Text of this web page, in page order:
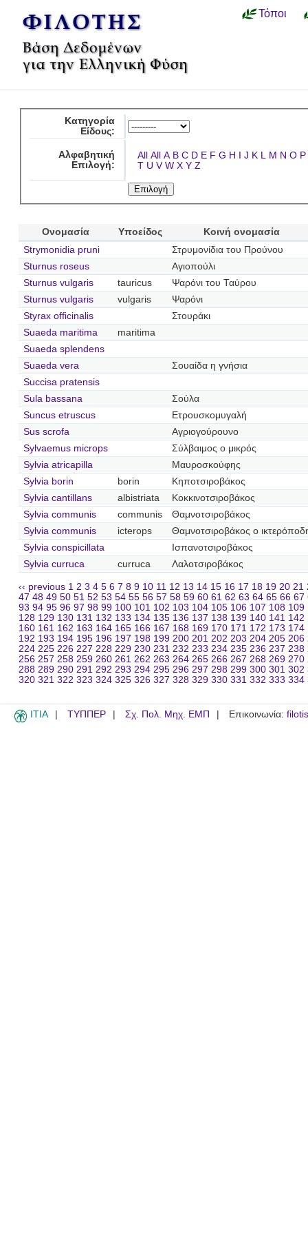
Τόποι
Κατηγορία
Είδους:
Αλφαβητική
Επιλογή:
All All A B C D E F G H I J K L M N O P
T U V W X Y Z
Ονομασία Υποείδος
Κοινή ονομασία
Strymonidia pruni
Στρυμονίδια του Προύνου
Sturnus roseus
Αγιοπούλι
Sturnus vulgaris
tauricus
Ψαρόνι του Ταύρου
Sturnus vulgaris
vulgaris
Ψαρόνι
Styrax officinalis
Στουράκι
Suaeda maritima
maritima
Suaeda splendens
Suaeda vera
Σουαίδα η γνήσια
Succisa pratensis
Sula bassana
Σούλα
Suncus etruscus
Ετρουσκομυγαλή
Sus scrofa
Αγριογούρουνο
Sylvaemus microps
Σύλβαιμος ο μικρός
Sylvia atricapilla
Μαυροσκούφης
Sylvia borin
borin
Κηποτσιροβάκος
Sylvia cantillans
albistriata
Κοκκινοτσιροβάκος
Sylvia communis
communis
Θαμνοτσιροβάκος
Sylvia communis
icterops
Θαμνοτσιροβάκος ο
Sylvia conspicillata
Ισπανοτσιροβάκος
Sylvia curruca
curruca Λαλοτσιροβάκος
‹‹ previous 1 2 3 4 5 6 7 8 9 10 11 12 13 14 15 16 17 18 19 20 21
47 48 49 50 51 52 53 54 55 56 57 58 59 60 61 62 63 64 65 66 67
93 94 95 96 97 98 99 100 101 102 103 104 105 106 107 108 109
128 129 130 131 132 133 134 135 136 137 138 139 140 141 142
160 161 162 163 164 165 166 167 168 169 170 171 172 173 174
192 193 194 195 196 197 198 199 200 201 202 203 204 205 206
224 225 226 227 228 229 230 231 232 233 234 235 236 237 238
256 257 258 259 260 261 262 263 264 265 266 267 268 269 270
288 289 290 291 292 293 294 295 296 297 298 299 300 301 302
320 321 322 323 324 325 326 327 328 329 330 331 332 333 334
ITIA ΤΥΠΠΕΡ Σχ. Πολ. Μηχ. ΕΜΠ Επικοινωνία: